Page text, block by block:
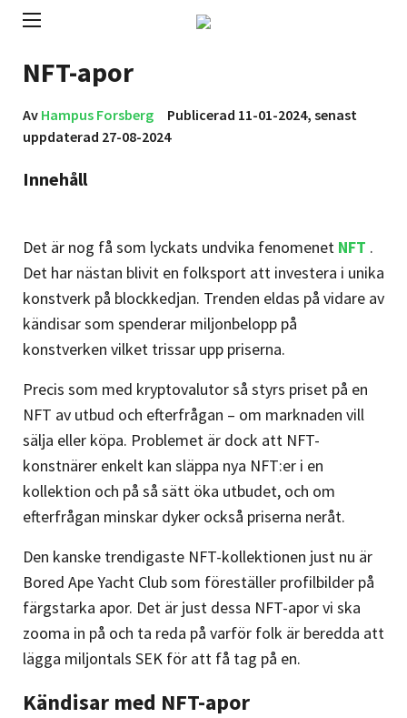
NFT-apor
Av Hampus Forsberg
Publicerad 11-01-2024, senast
uppdaterad 27-08-2024
Innehåll
Det är nog få som lyckats undvika fenomenet NFT .
Det har nästan blivit en folksport att investera i unika
konstverk på blockkedjan. Trenden eldas på vidare av
kändisar som spenderar miljonbelopp på
konstverken vilket trissar upp priserna.
Precis som med kryptovalutor så styrs priset på en
NFT av utbud och efterfrågan – om marknaden vill
sälja eller köpa. Problemet är dock att NFT-
konstnärer enkelt kan släppa nya NFT:er i en
kollektion och på så sätt öka utbudet, och om
efterfrågan minskar dyker också priserna neråt.
Den kanske trendigaste NFT-kollektionen just nu är
Bored Ape Yacht Club som föreställer profilbilder på
färgstarka apor. Det är just dessa NFT-apor vi ska
zooma in på och ta reda på varför folk är beredda att
lägga miljontals SEK för att få tag på en.
Kändisar med NFT-apor